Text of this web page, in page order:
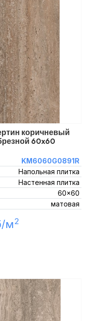
коричневый
60x60
KM6060G0891R
Напольная плитка
Настенная плитка
60x60
матовая
м2